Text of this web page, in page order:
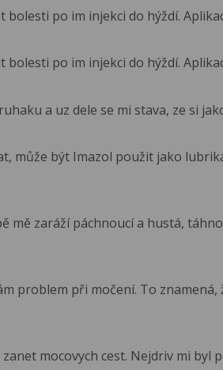
po im injekci do hýždí.
po im injekci do hýždí.
a uz dele se mi stava, ze si
může být Imazol použit jako
mě zaráží páchnoucí a hustá,
problem při močení. To znamená,
mocovych cest. Nejdriv mi byl